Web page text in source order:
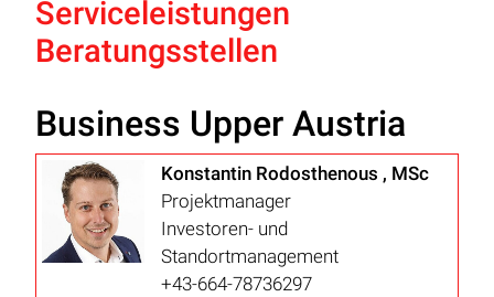
Serviceleistungen
Beratungsstellen
Business Upper Austria
Konstantin Rodosthenous , MSc
Projektmanager
Investoren- und
Standortmanagement
+43-664-78736297